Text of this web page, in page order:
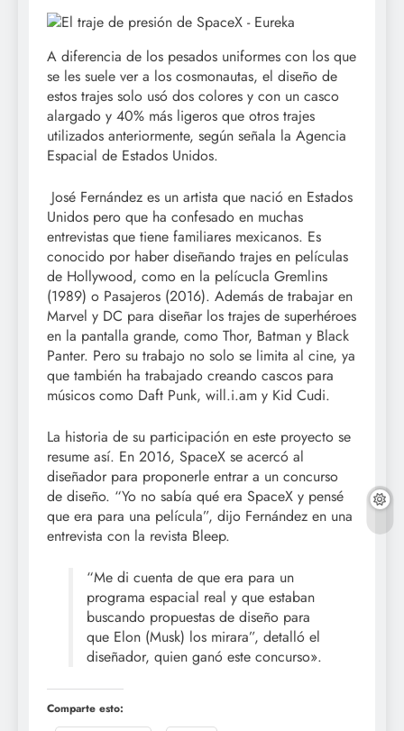
A diferencia de los pesados uniformes con los que
se les suele ver a los cosmonautas, el diseño de
estos trajes solo usó dos colores y con un casco
alargado y 40% más ligeros que otros trajes
utilizados anteriormente, según señala la Agencia
Espacial de Estados Unidos.
José Fernández es un artista que nació en Estados
Unidos pero que ha confesado en muchas
entrevistas que tiene familiares mexicanos. Es
conocido por haber diseñando trajes en películas
de Hollywood, como en la pelícucla Gremlins
(1989) o Pasajeros (2016). Además de trabajar en
Marvel y DC para diseñar los trajes de superhéroes
en la pantalla grande, como Thor, Batman y Black
Panter. Pero su trabajo no solo se limita al cine, ya
que también ha trabajado creando cascos para
músicos como Daft Punk, will.i.am y Kid Cudi.
La historia de su participación en este proyecto se
resume así. En 2016, SpaceX se acercó al
diseñador para proponerle entrar a un concurso
de diseño. “Yo no sabía qué era SpaceX y pensé
que era para una película”, dijo Fernández en una
entrevista con la revista Bleep.
“Me di cuenta de que era para un
programa espacial real y que estaban
buscando propuestas de diseño para
que Elon (Musk) los mirara”, detalló el
diseñador, quien ganó este concurso».
Comparte esto: